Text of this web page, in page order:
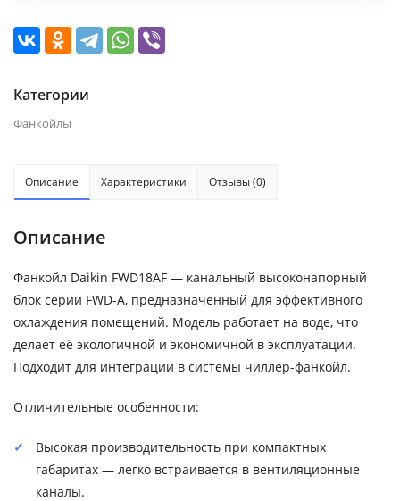
Категории
Фанкойлы
Описание Характеристики Отзывы (0)
Описание
Фанкойл Daikin FWD18AF — канальный высоконапорный
блок серии FWD-A, предназначенный для эффективного
охлаждения помещений. Модель работает на воде, что
делает её экологичной и экономичной в эксплуатации.
Подходит для интеграции в системы чиллер-фанкойл.
Отличительные особенности:
Высокая производительность при компактных
габаритах — легко встраивается в вентиляционные
каналы.